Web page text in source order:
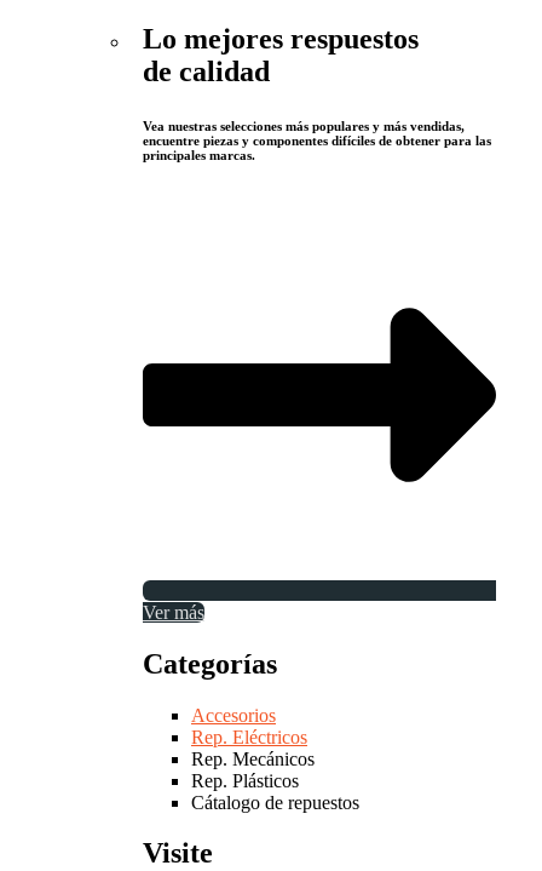
Lo mejores respuestos
de calidad
Vea nuestras selecciones más populares y más vendidas,
encuentre piezas y componentes difíciles de obtener para las
principales marcas.
Ver más
Categorías
Accesorios
Rep. Eléctricos
Rep. Mecánicos
Rep. Plásticos
Cátalogo de repuestos
Visite